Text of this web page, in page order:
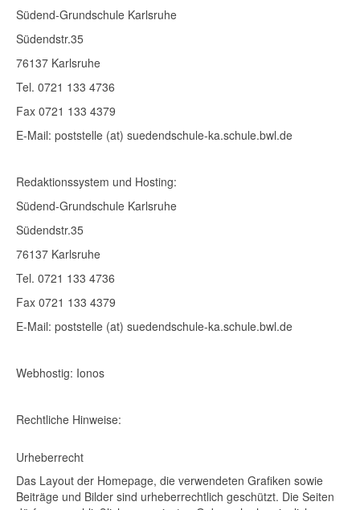
Südend-Grundschule Karlsruhe
Südendstr.35
76137 Karlsruhe
Tel. 0721 133 4736
Fax 0721 133 4379
E-Mail: poststelle (at) suedendschule-ka.schule.bwl.de
Redaktionssystem und Hosting:
Südend-Grundschule Karlsruhe
Südendstr.35
76137 Karlsruhe
Tel. 0721 133 4736
Fax 0721 133 4379
E-Mail: poststelle (at) suedendschule-ka.schule.bwl.de
Webhostig: Ionos
Rechtliche Hinweise:
Urheberrecht
Das Layout der Homepage, die verwendeten Grafiken sowie
Beiträge und Bilder sind urheberrechtlich geschützt. Die Seiten